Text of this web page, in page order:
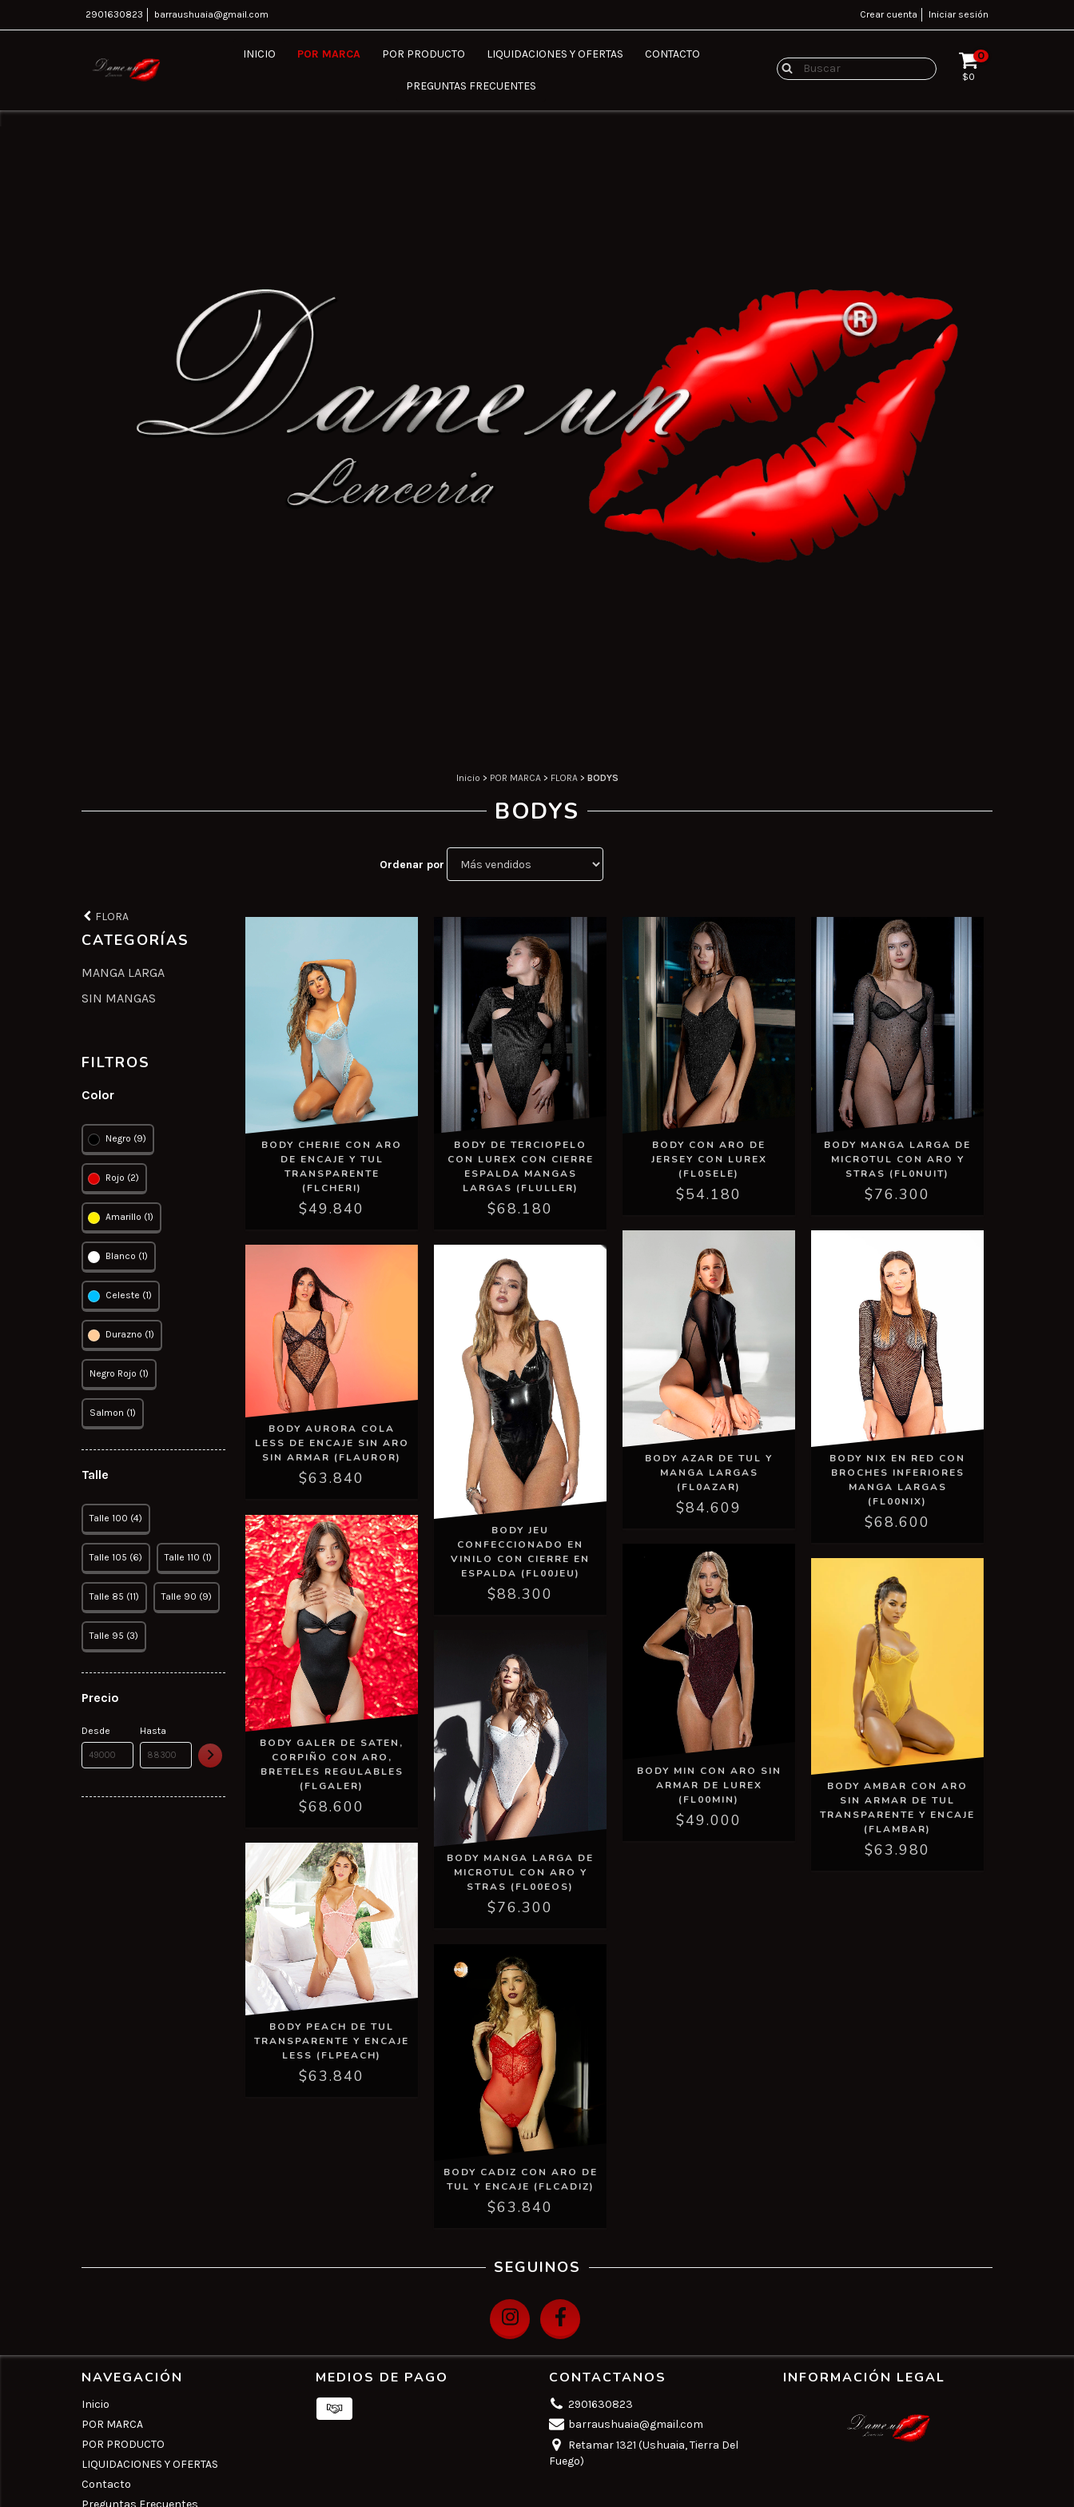
2901630823 barraushuaia@gmail.com Crear cuenta Iniciar sesión
INICIO POR MARCA POR PRODUCTO LIQUIDACIONES Y OFERTAS CONTACTO
PREGUNTAS FRECUENTES
0
$0
Inicio > POR MARCA > FLORA > BODYS
BODYS
Ordenar por
FLORA
CATEGORÍAS
MANGA LARGA
SIN MANGAS
FILTROS
Color
Negro (9)
Rojo (2)
Amarillo (1)
Blanco (1)
Celeste (1)
Durazno (1)
Negro Rojo (1)
Salmon (1)
Talle
Talle 100 (4)
Talle 105 (6) Talle 110 (1)
Talle 85 (11) Talle 90 (9)
Talle 95 (3)
Precio
Desde Hasta
BODY CHERIE CON ARO
DE ENCAJE Y TUL
TRANSPARENTE
(FLCHERI)
$49.840
BODY DE TERCIOPELO
CON LUREX CON CIERRE
ESPALDA MANGAS
LARGAS (FLULLER)
$68.180
BODY CON ARO DE
JERSEY CON LUREX
(FL0SELE)
$54.180
BODY MANGA LARGA DE
MICROTUL CON ARO Y
STRAS (FL0NUIT)
$76.300
BODY AURORA COLA
LESS DE ENCAJE SIN ARO
SIN ARMAR (FLAUROR)
$63.840
BODY JEU
CONFECCIONADO EN
VINILO CON CIERRE EN
ESPALDA (FL00JEU)
$88.300
BODY AZAR DE TUL Y
MANGA LARGAS
(FL0AZAR)
$84.609
BODY NIX EN RED CON
BROCHES INFERIORES
MANGA LARGAS
(FL00NIX)
$68.600
BODY GALER DE SATEN,
CORPIÑO CON ARO,
BRETELES REGULABLES
(FLGALER)
$68.600
BODY MANGA LARGA DE
MICROTUL CON ARO Y
STRAS (FL00EOS)
$76.300
BODY MIN CON ARO SIN
ARMAR DE LUREX
(FL00MIN)
$49.000
BODY AMBAR CON ARO
SIN ARMAR DE TUL
TRANSPARENTE Y ENCAJE
(FLAMBAR)
$63.980
BODY PEACH DE TUL
TRANSPARENTE Y ENCAJE
LESS (FLPEACH)
$63.840
BODY CADIZ CON ARO DE
TUL Y ENCAJE (FLCADIZ)
$63.840
SEGUINOS
NAVEGACIÓN
Inicio
POR MARCA
POR PRODUCTO
LIQUIDACIONES Y OFERTAS
Contacto
Preguntas Frecuentes
MEDIOS DE PAGO CONTACTANOS
2901630823
barraushuaia@gmail.com
Retamar 1321 (Ushuaia, Tierra Del
Fuego)
INFORMACIÓN LEGAL